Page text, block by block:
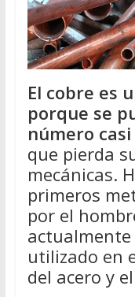
El cobre es
porque se
número
que pierda
mecánicas.
primeros
por el
utilizado en
del acero y